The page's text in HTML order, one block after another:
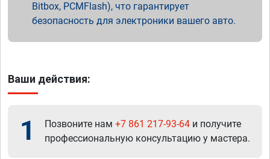
Bitbox, PCMFlash), что гарантирует
безопасность для электроники вашего авто.
Ваши действия:
1 Позвоните нам +7 861 217-93-64 и получите
профессиональную консультацию у мастера.